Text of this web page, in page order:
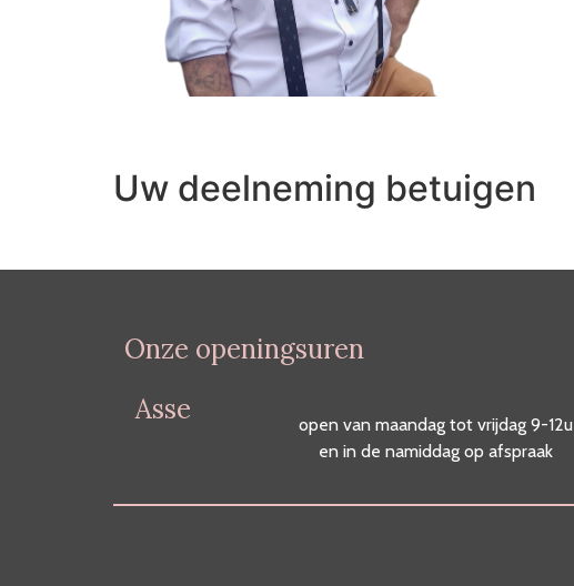
Uw deelneming betuigen
Onze openingsuren
Asse
open van maandag tot vrijdag 9-12u
en in de namiddag op afspraak